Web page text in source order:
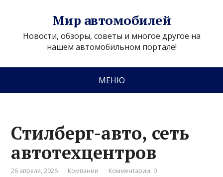
Мир автомобилей
Новости, обзоры, советы и многое другое на
нашем автомобильном портале!
МЕНЮ
Стилберг-авто, сеть
автотехцентров
26 апреля, 2026 Компании Комментарии: 0